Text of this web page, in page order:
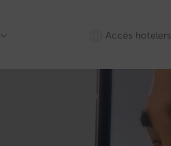
Accés hotelers